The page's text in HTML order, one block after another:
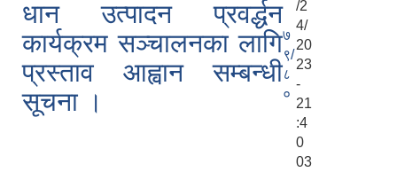
धान उत्पादन प्रवर्द्धन
कार्यक्रम सञ्चालनका लागि
प्रस्ताव आह्वान सम्बन्धी
सूचना ।
७
९/
८
०
/2
4/
20
23
-
21
:4
0
03